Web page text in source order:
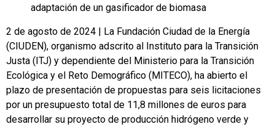
adaptación de un gasificador de biomasa
2 de agosto de 2024 | La Fundación Ciudad de la Energía
(CIUDEN), organismo adscrito al Instituto para la Transición
Justa (ITJ) y dependiente del Ministerio para la Transición
Ecológica y el Reto Demográfico (MITECO), ha abierto el
plazo de presentación de propuestas para seis licitaciones
por un presupuesto total de 11,8 millones de euros para
desarrollar su proyecto de producción hidrógeno verde y